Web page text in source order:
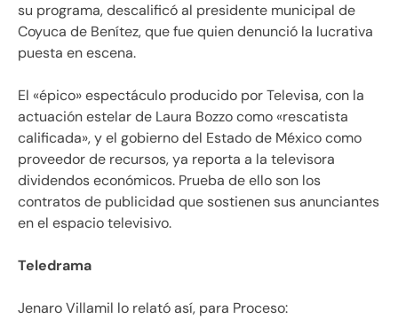
su programa, descalificó al presidente municipal de
Coyuca de Benítez, que fue quien denunció la lucrativa
puesta en escena.
El «épico» espectáculo producido por Televisa, con la
actuación estelar de Laura Bozzo como «rescatista
calificada», y el gobierno del Estado de México como
proveedor de recursos, ya reporta a la televisora
dividendos económicos. Prueba de ello son los
contratos de publicidad que sostienen sus anunciantes
en el espacio televisivo.
Teledrama
Jenaro Villamil lo relató así, para Proceso: